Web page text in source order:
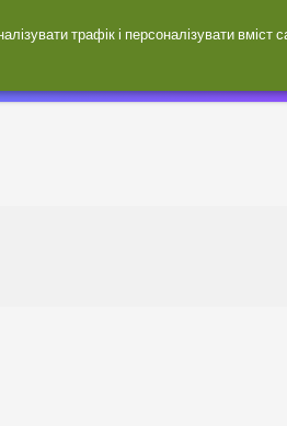
трафік і персоналізувати вміст